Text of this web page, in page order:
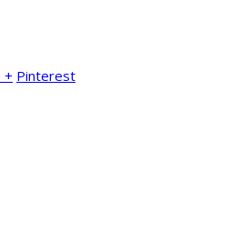
+ Pinterest